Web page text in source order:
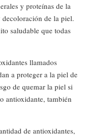
y proteínas de la
de la piel.
saludable que todas
llamados
a proteger a la piel de
de quemar la piel si
antioxidante, también
de antioxidantes,